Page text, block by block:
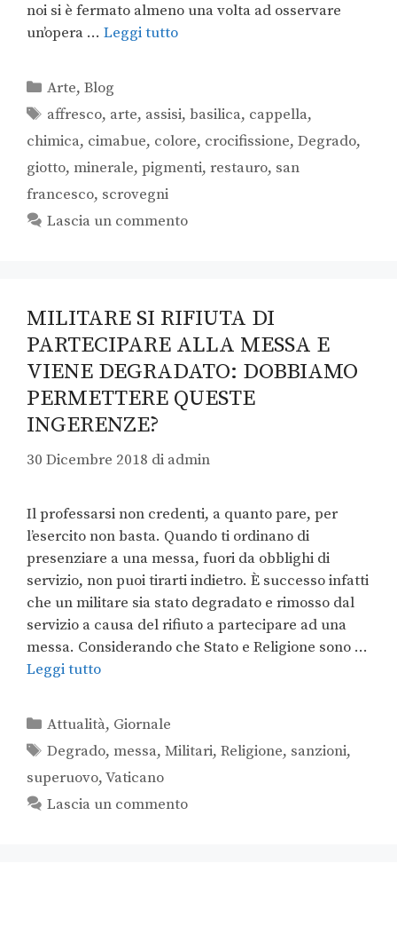
noi si è fermato almeno una volta ad osservare
un’opera … Leggi tutto
Arte,Blog
affresco, arte, assisi,basilica, cappella,
chimica, cimabue, colore, crocifissione, Degrado,
giotto, minerale, pigmenti, restauro, san
francesco, scrovegni
Lascia un commento
MILITARE SI RIFIUTA DI
PARTECIPARE ALLA MESSA E
VIENE DEGRADATO: DOBBIAMO
PERMETTERE QUESTE
INGERENZE?
30 Dicembre 2018 di admin
Il professarsi non credenti, a quanto pare, per
l’esercito non basta. Quando ti ordinano di
presenziare a una messa, fuori da obblighi di
servizio, non puoi tirarti indietro. È successo infatti
che un militare sia stato degradato e rimosso dal
servizio a causa del rifiuto a partecipare ad una
messa. Considerando che Stato e Religione sono …
Leggi tutto
Attualità, Giornale
Degrado,messa,Militari,Religione, sanzioni,
superuovo,Vaticano
Lascia un commento